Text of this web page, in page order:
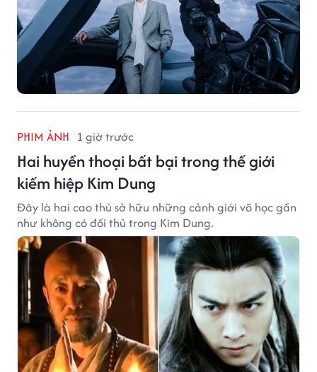
PHIM ẢNH 1 giờ trước
Hai huyền thoại bất bại trong thế giới
kiếm hiệp Kim Dung
Đây là hai cao thủ sở hữu những cảnh giới võ học gần
như không có đối thủ trong Kim Dung.